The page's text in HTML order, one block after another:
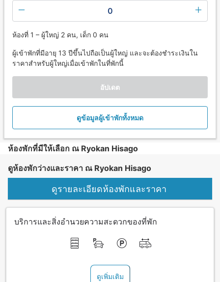
0
ห้องที่ 1 – ผู้ใหญ่ 2 คน, เด็ก 0 คน
ผู้เข้าพักที่มีอายุ 13 ปีขึ้นไปถือเป็นผู้ใหญ่ และจะต้องชำระเงินใน
ราคาสำหรับผู้ใหญ่เมื่อเข้าพักในที่พักนี้
อัปเดต
ดูข้อมูลผู้เข้าพักทั้งหมด
ห้องพักที่มีให้เลือก ณ Ryokan Hisago
ดูห้องพักว่างและราคา ณ Ryokan Hisago
ดูรายละเอียดห้องพักและราคา
บริการและสิ่งอำนวยความสะดวกของที่พัก
ดูเพิ่มเติม